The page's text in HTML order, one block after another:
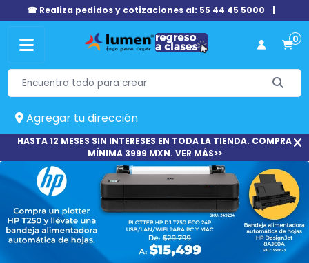
☎ Realiza pedidos y cotizaciones al: 55 44 45 5000 |
0
Agregar tu dirección
HASTA 12 MESES SIN INTERESES EN TODA LA TIENDA. COMPRA
MÍNIMA 3999 MXN. VER MÁS>>